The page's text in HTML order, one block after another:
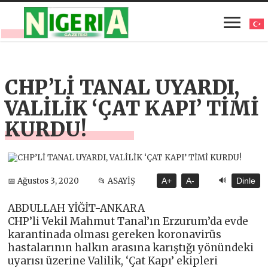
CHP’Lİ TANAL UYARDI,
VALİLİK ‘ÇAT KAPI’ TİMİ
KURDU!
📅 Ağustos 3, 2020 📂 ASAYİŞ A+ A- 🔊 Dinle
ABDULLAH YİĞİT-ANKARA
CHP’li Vekil Mahmut Tanal’ın Erzurum’da evde
karantinada olması gereken koronavirüs
hastalarının halkın arasına karıştığı yönündeki
uyarısı üzerine Valilik, ‘Çat Kapı’ ekipleri